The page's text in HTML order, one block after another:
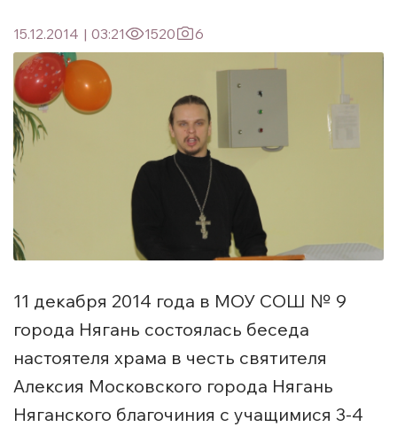
15.12.2014 | 03:21 1520 6
11 декабря 2014 года в МОУ СОШ № 9
города Нягань состоялась беседа
настоятеля храма в честь святителя
Алексия Московского города Нягань
Няганского благочиния с учащимися 3-4